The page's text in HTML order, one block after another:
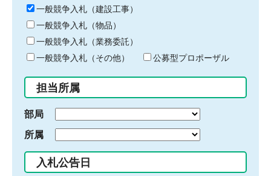
キ
ー
ワ
ー
ド
入
力
一般競争入札（建設工事）
一般競争入札（物品）
一般競争入札（業務委託）
一般競争入札（その他）
公募型プロポーザル
担当所属
部局
所属
入札公告日